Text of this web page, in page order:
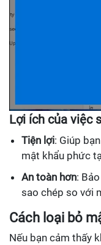
Lợi ích của việc
Tiện lợi: Giúp
mật khẩu phức
An toàn hơn:
sao chép so với
Cách loại bỏ
Nếu bạn cảm thấy